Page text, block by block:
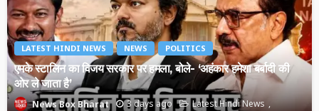
LATEST HINDI NEWS NEWS POLITICS
एमके स्टालिन का विजय सरकार पर हमला, बोले- ‘अहंकार हमेशा बर्बादी की
ओर ले जाता है’
News Box Bharat 3 days ago
Latest Hindi News